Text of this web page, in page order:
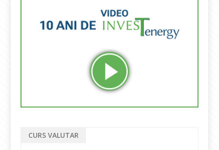
CURS VALUTAR